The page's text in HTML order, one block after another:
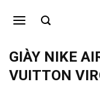
qua
dungGIÀY NIKE
VUITTON